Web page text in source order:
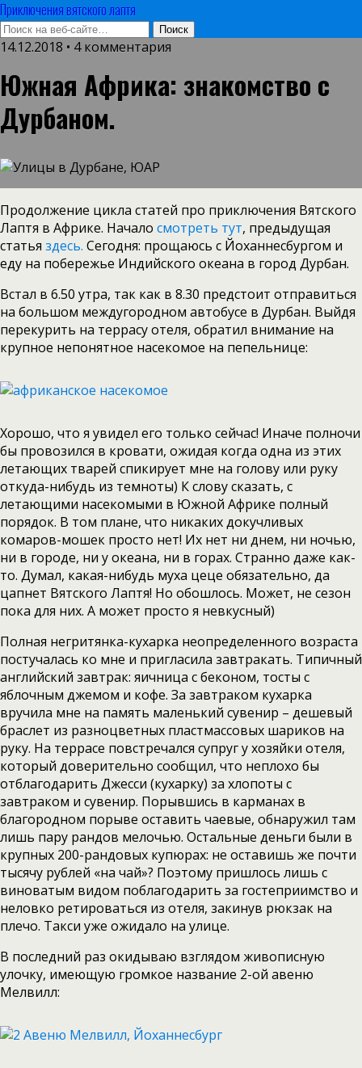
Приключения вятского лаптя
14.12.2018 • 4 комментария
Южная Африка: знакомство с
Дурбаном.
Продолжение цикла статей про приключения Вятского
Лаптя в Африке. Начало смотреть тут, предыдущая
статья здесь. Сегодня: прощаюсь с Йоханнесбургом и
еду на побережье Индийского океана в город Дурбан.
Встал в 6.50 утра, так как в 8.30 предстоит отправиться
на большом междугородном автобусе в Дурбан. Выйдя
перекурить на террасу отеля, обратил внимание на
крупное непонятное насекомое на пепельнице:
Хорошо, что я увидел его только сейчас! Иначе полночи
бы провозился в кровати, ожидая когда одна из этих
летающих тварей спикирует мне на голову или руку
откуда-нибудь из темноты) К слову сказать, с
летающими насекомыми в Южной Африке полный
порядок. В том плане, что никаких докучливых
комаров-мошек просто нет! Их нет ни днем, ни ночью,
ни в городе, ни у океана, ни в горах. Странно даже как-
то. Думал, какая-нибудь муха цеце обязательно, да
цапнет Вятского Лаптя! Но обошлось. Может, не сезон
пока для них. А может просто я невкусный)
Полная негритянка-кухарка неопределенного возраста
постучалась ко мне и пригласила завтракать. Типичный
английский завтрак: яичница с беконом, тосты с
яблочным джемом и кофе. За завтраком кухарка
вручила мне на память маленький сувенир – дешевый
браслет из разноцветных пластмассовых шариков на
руку. На террасе повстречался супруг у хозяйки отеля,
который доверительно сообщил, что неплохо бы
отблагодарить Джесси (кухарку) за хлопоты с
завтраком и сувенир. Порывшись в карманах в
благородном порыве оставить чаевые, обнаружил там
лишь пару рандов мелочью. Остальные деньги были в
крупных 200-рандовых купюрах: не оставишь же почти
тысячу рублей «на чай»? Поэтому пришлось лишь с
виноватым видом поблагодарить за гостеприимство и
неловко ретироваться из отеля, закинув рюкзак на
плечо. Такси уже ожидало на улице.
В последний раз окидываю взглядом живописную
улочку, имеющую громкое название 2-ой авеню
Мелвилл: